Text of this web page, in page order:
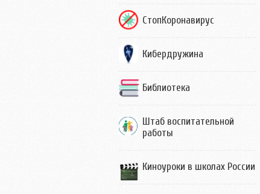
СтопКоронавирус
Кибердружина
Библиотека
Штаб воспитательной
работы
Киноуроки в школах России